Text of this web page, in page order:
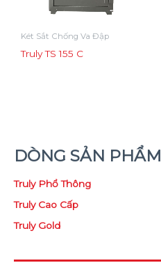
DÒNG SẢN PHẨM
Truly Phổ Thông
Truly Cao Cấp
Truly Gold
Két Sắt Chống Va Đập
Truly TS 155 C